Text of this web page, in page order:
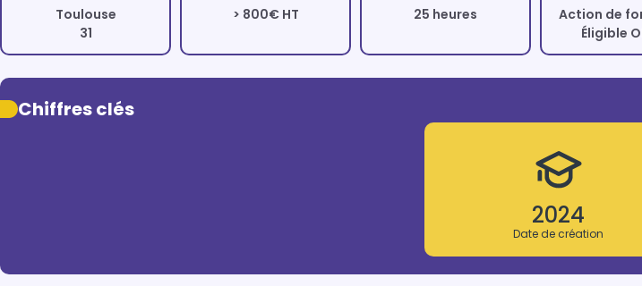
Toulouse
31
> 800€ HT 25 heures
Action de
Éligible
Chiffres clés
2024
Date de création